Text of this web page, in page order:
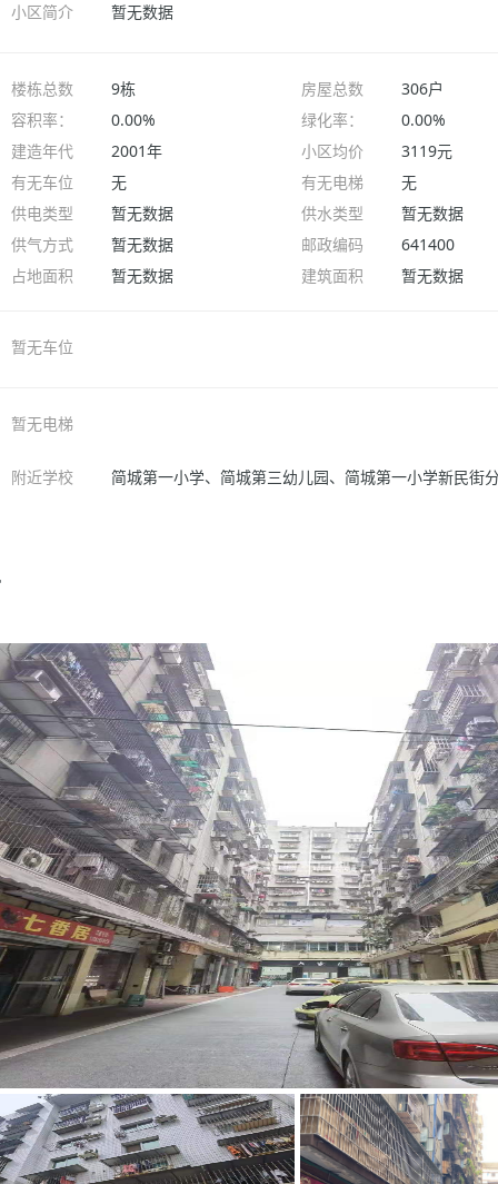
小区简介
暂无数据
楼栋总数 9栋 房屋总数
306户
容积率：
0.00% 绿化率：
0.00%
建造年代
2001年 小区均价
3119元
有无车位
无 有无电梯
无
供电类型
暂无数据 供水类型
暂无数据
供气方式
暂无数据 邮政编码
641400
占地面积
暂无数据 建筑面积 暂无数据
暂无车位
暂无电梯
附近学校 简城第一小学、简城第三幼儿园、简城第一小学新民街